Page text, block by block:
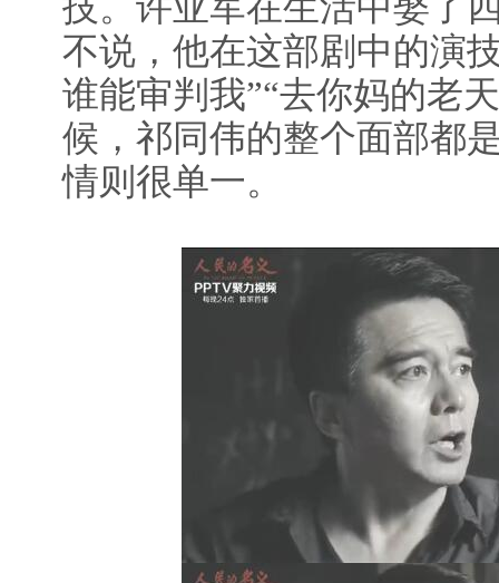
不说，他在这部剧中的演
谁能审判我”“去你妈的老
候，祁同伟的整个面部都
情则很单一。